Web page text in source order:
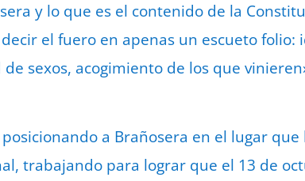
y lo que es el contenido de la
el fuero en apenas un escueto folio:
sexos, acogimiento de los que
a Brañosera en el lugar
trabajando para lograr que el 13 de